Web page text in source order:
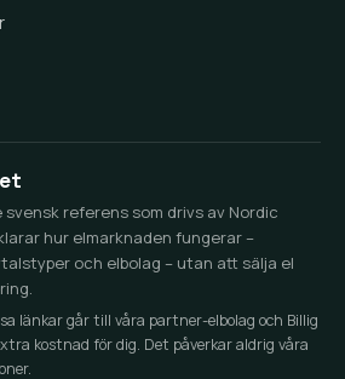
svensk referens som drivs av Nordic
hur elmarknaden fungerar –
och elbolag – utan att sälja el
länkar går till våra partner-elbolag och Billig
kostnad för dig. Det påverkar aldrig våra